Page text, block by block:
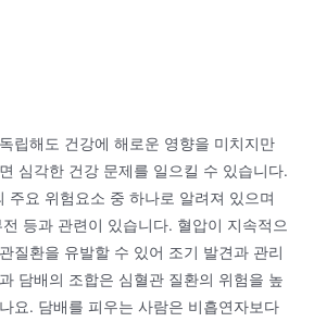
립해도 건강에 해로운 영향을 미치지만
심각한 건강 문제를 일으킬 수 있습니다.
주요 위험요소 중 하나로 알려져 있으며
등과 관련이 있습니다. 혈압이 지속적으
질환을 유발할 수 있어 조기 발견과 관리
담배의 조합은 심혈관 질환의 위험을 높
요. 담배를 피우는 사람은 비흡연자보다